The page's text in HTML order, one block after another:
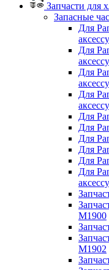
Запчасти для
Запасные
Для
Для
Для
Для
Для
Для
Для
Для
Для
Для
M1900
M1902